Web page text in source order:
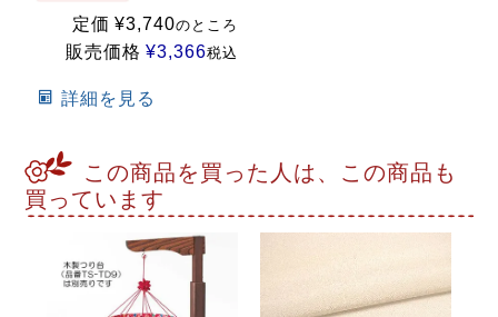
定価 ¥3,740のところ
販売価格 ¥3,366税込
詳細を見る
この商品を買った人は、この商品も
買っています